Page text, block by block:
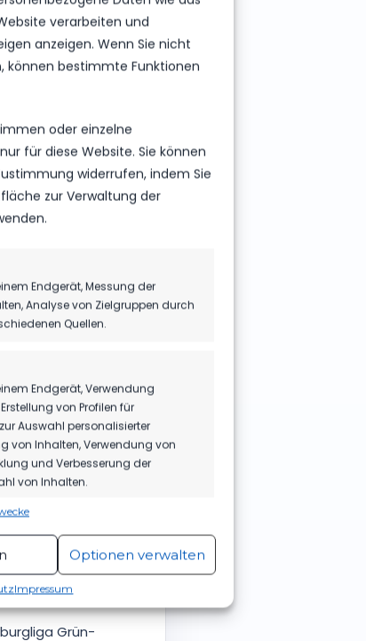
verarbeiten und
anzeigen. Wenn Sie nicht
können bestimmte Funktionen
oder einzelne
für diese Website. Sie können
widerrufen, indem Sie
zur Verwaltung der
Endgerät, Messung der
Analyse von Zielgruppen durch
Quellen.
Endgerät, Verwendung
von Profilen für
Auswahl personalisierter
von Inhalten, Verwendung von
und Verbesserung der
von Inhalten.
Quellen,
von Endgeräten
und
Optionen verwalten
Impressum
butterweiche
für den guten
nach
allerdings
nach
zuvor
abziehen und
–
Hand
vor Ende der
zu verlassen.
Borowski und
Grün-